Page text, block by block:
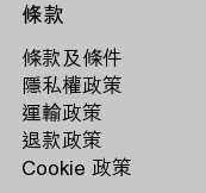
條款及條件
隱私權政策
運輸政策
退款政策
Cookie 政策
條款